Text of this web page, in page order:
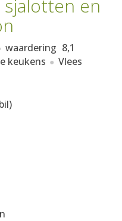
sjalotten en
waardering 8,1
keukens Vlees